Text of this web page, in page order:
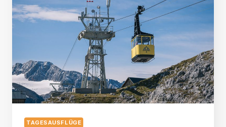
FÜR
DAS
ÖSTERREICHISCHE
SEENGEBIET
TAGESAUSFLÜGE